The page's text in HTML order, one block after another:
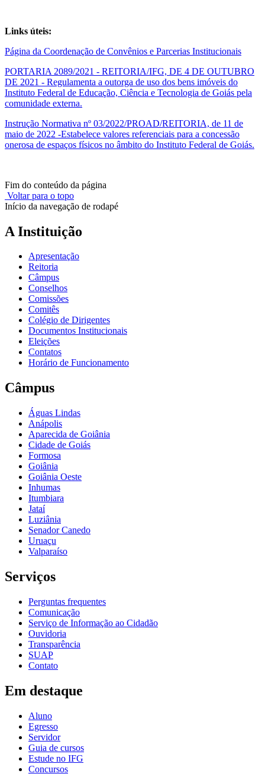
Links úteis:
Página da Coordenação de Convênios e Parcerias Institucionais
PORTARIA 2089/2021 - REITORIA/IFG, DE 4 DE OUTUBRO
DE 2021 - Regulamenta a outorga de uso dos bens imóveis do
Instituto Federal de Educação, Ciência e Tecnologia de Goiás pela
comunidade externa.
Instrução Normativa nº 03/2022/PROAD/REITORIA, de 11 de
maio de 2022 -Estabelece valores referenciais para a concessão
onerosa de espaços físicos no âmbito do Instituto Federal de Goiás.
Fim do conteúdo da página
Voltar para o topo
Início da navegação de rodapé
A Instituição
Apresentação
Reitoria
Câmpus
Conselhos
Comissões
Comitês
Colégio de Dirigentes
Documentos Institucionais
Eleições
Contatos
Horário de Funcionamento
Câmpus
Águas Lindas
Anápolis
Aparecida de Goiânia
Cidade de Goiás
Formosa
Goiânia
Goiânia Oeste
Inhumas
Itumbiara
Jataí
Luziânia
Senador Canedo
Uruaçu
Valparaíso
Serviços
Perguntas frequentes
Comunicação
Serviço de Informação ao Cidadão
Ouvidoria
Transparência
SUAP
Contato
Em destaque
Aluno
Egresso
Servidor
Guia de cursos
Estude no IFG
Concursos